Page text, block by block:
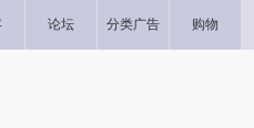
论坛 分类广告 购物